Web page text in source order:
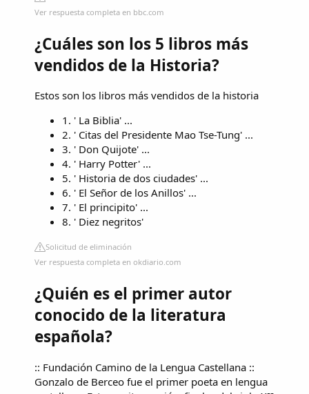
Ver respuesta completa en bbc.com
¿Cuáles son los 5 libros más
vendidos de la Historia?
Estos son los libros más vendidos de la historia
1. ' La Biblia' ...
2. ' Citas del Presidente Mao Tse-Tung' ...
3. ' Don Quijote' ...
4. ' Harry Potter' ...
5. ' Historia de dos ciudades' ...
6. ' El Señor de los Anillos' ...
7. ' El principito' ...
8. ' Diez negritos'
Solicitud de eliminación
Ver respuesta completa en okdiario.com
¿Quién es el primer autor
conocido de la literatura
española?
:: Fundación Camino de la Lengua Castellana ::
Gonzalo de Berceo fue el primer poeta en lengua